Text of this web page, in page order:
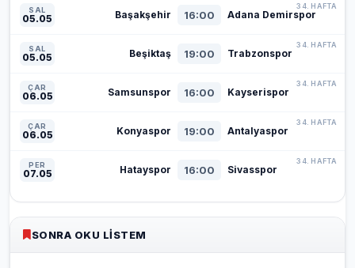
SAL
05.05 Başakşehir 16:00 Adana Demirspor
34. HAFTA
SAL
05.05 Beşiktaş 19:00 Trabzonspor
34. HAFTA
ÇAR
06.05 Samsunspor 16:00 Kayserispor
34. HAFTA
ÇAR
06.05 Konyaspor 19:00 Antalyaspor
34. HAFTA
PER
07.05 Hatayspor 16:00 Sivasspor
34. HAFTA
SONRA OKU LISTEM